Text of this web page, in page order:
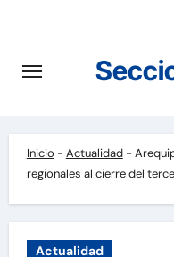
contenido
Inicio - Actualidad-
regionales al cierre del
Actualidad